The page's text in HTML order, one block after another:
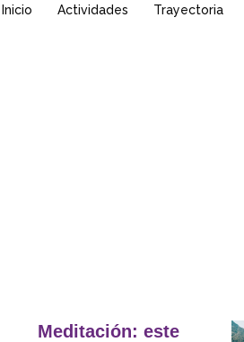
Inicio Actividades Trayectoria
Meditación: este